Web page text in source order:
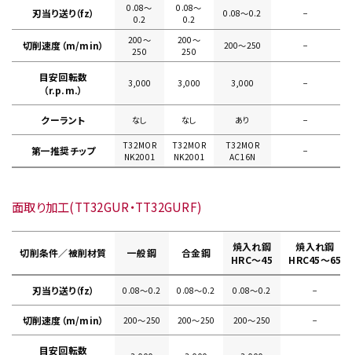
刃当り送り（fz）
0.08〜
0.2
0.08〜
0.2
0.08〜0.2 −
切削速度（m/min）
200〜
250
200〜
250
200〜250 −
目安回転数
（r.p.m.）
3,000 3,000 3,000 −
クーラント なし なし あり −
第一推奨チップ
T32MOR
NK2001
T32MOR
NK2001
T32MOR
AC16N
−
面取り加工(TT32GUR・TT32GURF)
切削条件／被削材質 一般鋼 合金鋼
焼入れ鋼
HRC～45
焼入れ鋼
HRC45～65
刃当り送り（fz） 0.08〜0.2 0.08〜0.2 0.08〜0.2 −
切削速度（m/min） 200〜250 200〜250 200〜250 −
目安回転数